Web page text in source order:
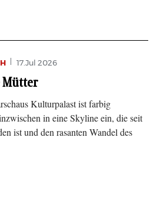
17.Jul 2026
Mütter
Kulturpalast ist farbig
in eine Skyline ein, die seit
ist und den rasanten Wandel des